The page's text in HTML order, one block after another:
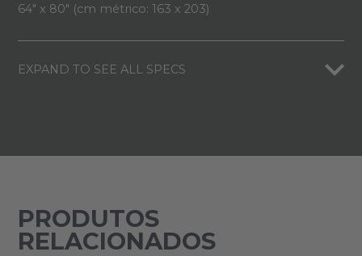
64" x 80" (cm métrico: 163 x 203)
EXPAND TO SEE ALL SPECS
PRODUTOS
RELACIONADOS